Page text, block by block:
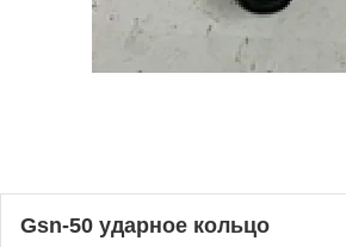
Gsn-50 ударное кольцо